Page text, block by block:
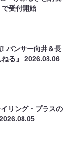
で受付開始
パンサー向井＆長
ねる』2026.08.06
リング・プラスの
2026.08.05